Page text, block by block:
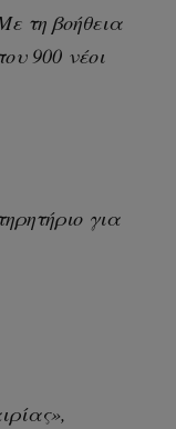
τη βοήθεια
900 νέοι
για